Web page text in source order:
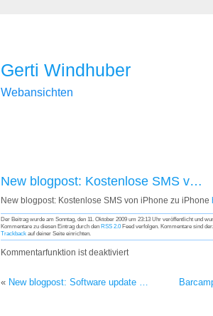
Gerti Windhuber
Webansichten
New blogpost: Kostenlose SMS v…
New blogpost: Kostenlose SMS von iPhone zu iPhone
Der Beitrag wurde am Sonntag, den 11. Oktober 2009 um 23:13 Uhr veröffentlicht und
Kommentare zu diesen Eintrag durch den RSS 2.0 Feed verfolgen. Kommentare sind
Trackback auf deiner Seite einrichten.
Kommentarfunktion ist deaktiviert
« New blogpost: Software update …